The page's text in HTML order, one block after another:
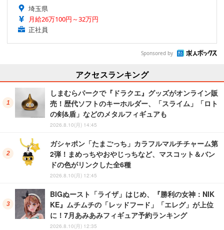
埼玉県
月給26万100円～32万円
正社員
Sponsored by
アクセスランキング
しまむらパークで『ドラクエ』グッズがオンライン販
売！歴代ソフトのキーホルダー、「スライム」「ロト
の剣&盾」などのメタルフィギュアも
2026.8.10(月) 14:45
ガシャポン「たまごっち」カラフルマルチチャーム第
2弾！まめっちやおやじっちなど、マスコット＆バン
ドの色がリンクした全6種
2026.8.10(月) 12:45
BIGぬースト「ライザ」はじめ、『勝利の女神：NIK
KE』ムチムチの「レッドフード」「エレグ」が上位
に！7月あみあみフィギュア予約ランキング
2026.8.10(月) 12:35